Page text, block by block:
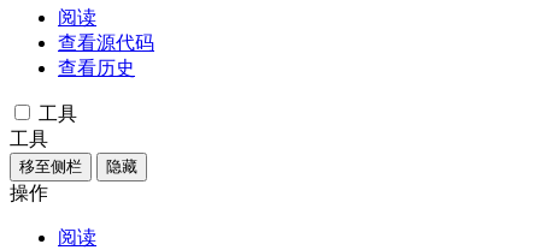
阅读
查看源代码
查看历史
工具
工具
移至侧栏 隐藏
操作
阅读